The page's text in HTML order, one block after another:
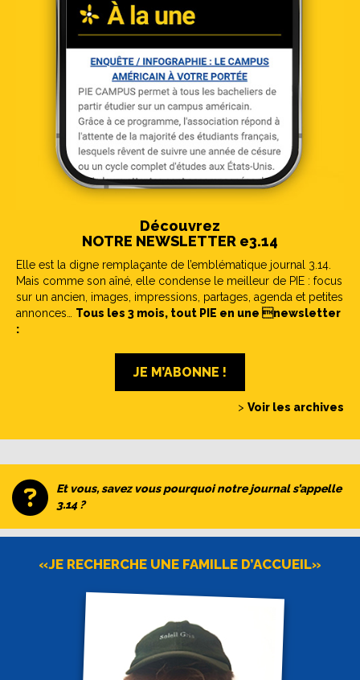
Découvrez
NOTRE NEWSLETTER e3.14
Elle est la digne remplaçante de l’emblématique journal 3.14.
Mais comme son aîné, elle condense le meilleur de PIE : focus
sur un ancien, images, impressions, partages, agenda et petites
annonces… Tous les 3 mois, tout PIE en une newsletter
:
JE M’ABONNE !
> Voir les archives
Et vous, savez vous pourquoi notre journal s’appelle
3.14 ?
«JE RECHERCHE UNE FAMILLE D’ACCUEIL»